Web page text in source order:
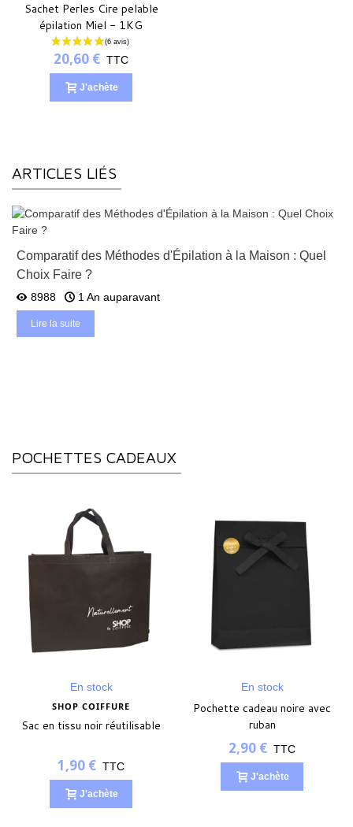
Sachet Perles Cire pelable
épilation Miel - 1KG
20,60 € TTC
J'achète
ARTICLES LIÉS
Comparatif des Méthodes d'Épilation à la Maison : Quel
Choix Faire ?
8988 1 An auparavant
Lire la suite
POCHETTES CADEAUX
En stock
SHOP COIFFURE
Sac en tissu noir réutilisable
1,90 € TTC
J'achète
En stock
Pochette cadeau noire avec
ruban
2,90 € TTC
J'achète